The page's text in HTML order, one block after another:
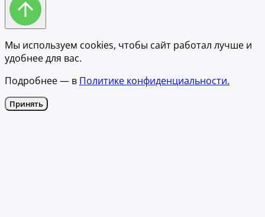
Мы используем cookies, чтобы сайт работал лучше и
удобнее для вас.
Подробнее — в Политике конфиденциальности.
Принять